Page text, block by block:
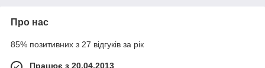
і надійні в експлуатації, але менш точні у вимірах, ніж
завдяки простоті застосування, точності, можливості зберігати
Про нас
85% позитивних з 27 відгуків за рік
Працює з 20.04.2013